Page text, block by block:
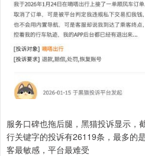
服务口碑也拖后腿，黑猫投诉显示，
行关键字的投诉有26119条，最多的
客最敏感，平台最难受